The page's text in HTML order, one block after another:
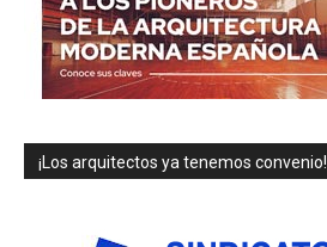
¡Los arquitectos ya tenemos convenio!